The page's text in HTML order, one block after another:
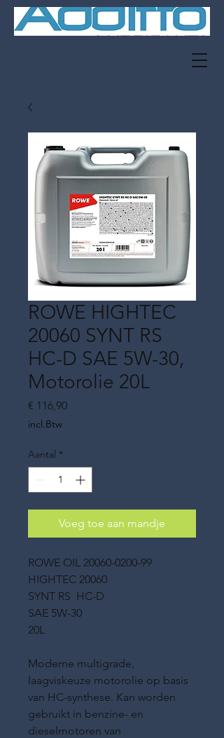
ROWE HIGHTEC
20060 SYNT RS
HC-D SAE 5W-30,
Motorolie 20L
€ 116,90Prijs
incl.Btw
Aantal *
Voeg toe aan mandje
ROWE OIL 20060-0200-99
HIGHTEC 20060
SYNT RS HC-D
SAE 5W-30
20L
Moderne multigrade,
laagviskeuze motorolie op basis
van HC-synthese. Kan worden
gebruikt in benzine- en
dieselmotoren van